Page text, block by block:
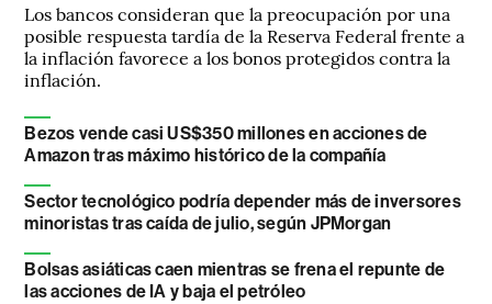
Los bancos consideran que la preocupación por una
posible respuesta tardía de la Reserva Federal frente a
la inflación favorece a los bonos protegidos contra la
inflación.
Bezos vende casi US$350 millones en acciones de
Amazon tras máximo histórico de la compañía
Sector tecnológico podría depender más de inversores
minoristas tras caída de julio, según JPMorgan
Bolsas asiáticas caen mientras se frena el repunte de
las acciones de IA y baja el petróleo